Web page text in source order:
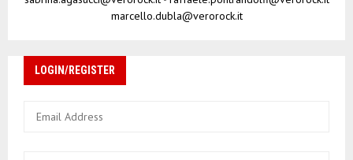
marcello.dubla@verorock.it
LOGIN/REGISTER